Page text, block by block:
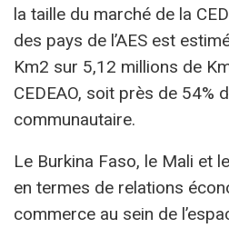
la taille du marché de la
des pays de l’AES est
Km2 sur 5,12 millions de
CEDEAO, soit près de 54%
communautaire.
Le Burkina Faso, le Mali et
en termes de relations
commerce au sein de